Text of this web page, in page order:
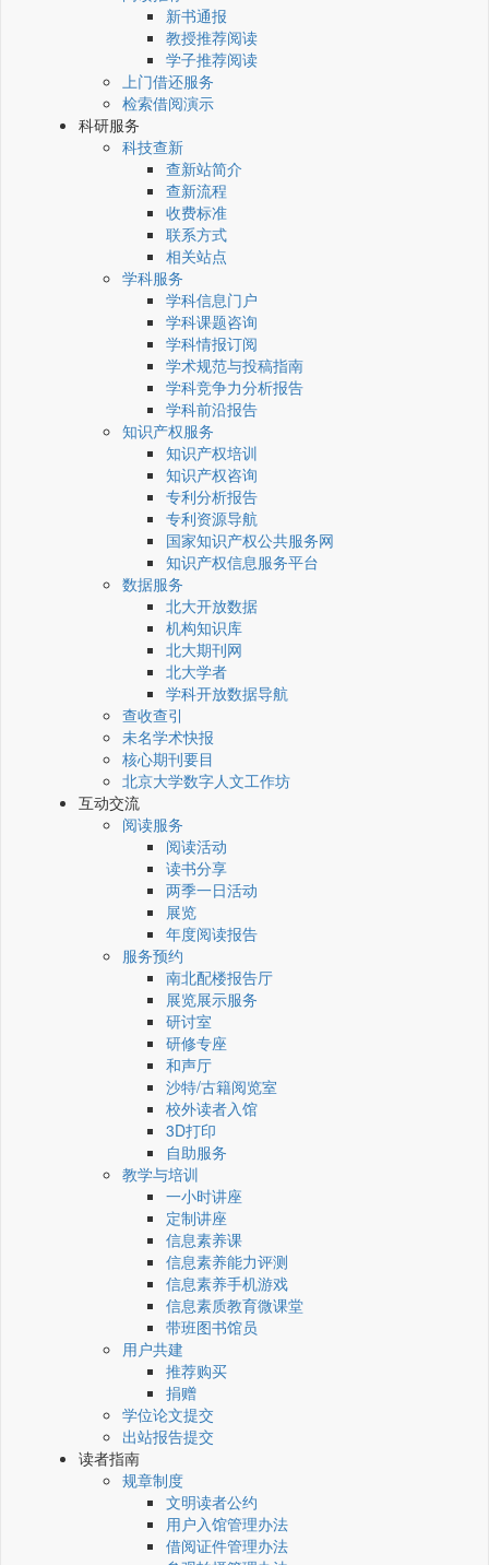
新书通报
教授推荐阅读
学子推荐阅读
上门借还服务
检索借阅演示
科研服务
科技查新
查新站简介
查新流程
收费标准
联系方式
相关站点
学科服务
学科信息门户
学科课题咨询
学科情报订阅
学术规范与投稿指南
学科竞争力分析报告
学科前沿报告
知识产权服务
知识产权培训
知识产权咨询
专利分析报告
专利资源导航
国家知识产权公共服务网
知识产权信息服务平台
数据服务
北大开放数据
机构知识库
北大期刊网
北大学者
学科开放数据导航
查收查引
未名学术快报
核心期刊要目
北京大学数字人文工作坊
互动交流
阅读服务
阅读活动
读书分享
两季一日活动
展览
年度阅读报告
服务预约
南北配楼报告厅
展览展示服务
研讨室
研修专座
和声厅
沙特/古籍阅览室
校外读者入馆
3D打印
自助服务
教学与培训
一小时讲座
定制讲座
信息素养课
信息素养能力评测
信息素养手机游戏
信息素质教育微课堂
带班图书馆员
用户共建
推荐购买
捐赠
学位论文提交
出站报告提交
读者指南
规章制度
文明读者公约
用户入馆管理办法
借阅证件管理办法